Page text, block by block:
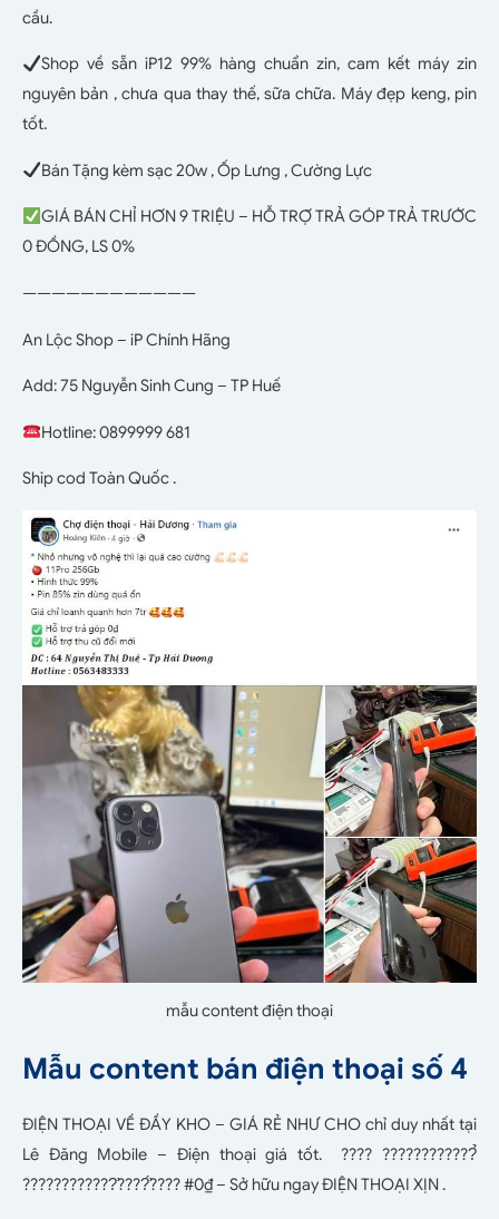
cầu.
Shop về sẵn iP12 99% hàng chuẩn zin, cam kết máy zin
nguyên bản , chưa qua thay thế, sữa chữa. Máy đẹp keng, pin
tốt.
Bán Tặng kèm sạc 20w , Ốp Lưng , Cường Lực
GIÁ BÁN CHỈ HƠN 9 TRIỆU – HỖ TRỢ TRẢ GÓP TRẢ TRƯỚC
0 ĐỒNG, LS 0%
————————————
An Lộc Shop – iP Chính Hãng
Add: 75 Nguyễn Sinh Cung – TP Huế
Hotline: 0899999 681
Ship cod Toàn Quốc .
mẫu content điện thoại
Mẫu content bán điện thoại số 4
ĐIỆN THOẠI VỀ ĐẦY KHO – GIÁ RẺ NHƯ CHO chỉ duy nhất tại
Lê Đăng Mobile – Điện thoại giá tốt. ???? ????????????̉
????????????̛????̛́???? #0₫ – Sở hữu ngay ĐIỆN THOẠI XỊN .